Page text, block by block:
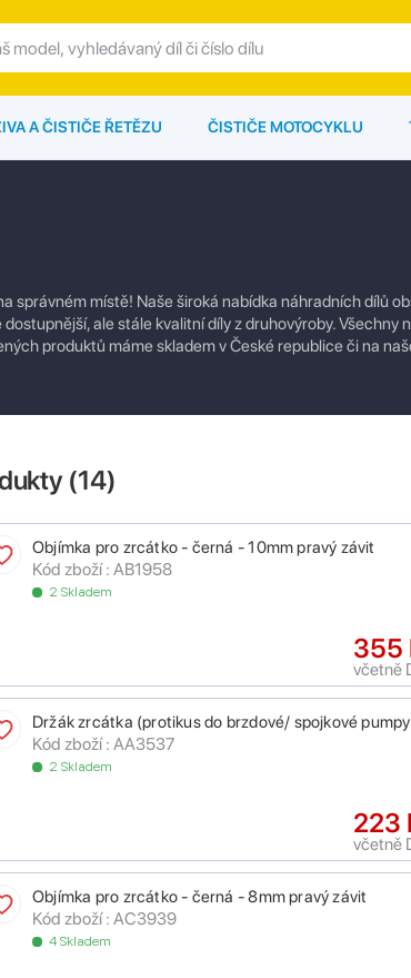
A ČISTIČE ŘETĚZU ČISTIČE MOTOCYKLU
správném místě! Naše široká nabídka náhradních dílů
ale stále kvalitní díly z druhovýroby. Všechny
produktů máme skladem v České republice či na
(14)
Objímka pro zrcátko - černá - 10mm pravý závit
Kód zboží : AB1958
2 Skladem
355
včetně
Držák zrcátka (protikus do brzdové/ spojkové
Kód zboží : AA3537
2 Skladem
223
včetně
Objímka pro zrcátko - černá - 8mm pravý závit
Kód zboží : AC3939
4 Skladem